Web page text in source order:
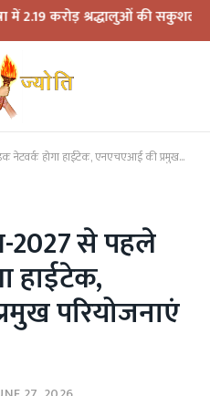
श्रद्धालुओं की सकुशल वापसी
हाईटेक, एनएचएआई की प्रमुख परियोजनाएं अंतिम चरण में
2027 से पहले
हाईटेक,
परियोजनाएं